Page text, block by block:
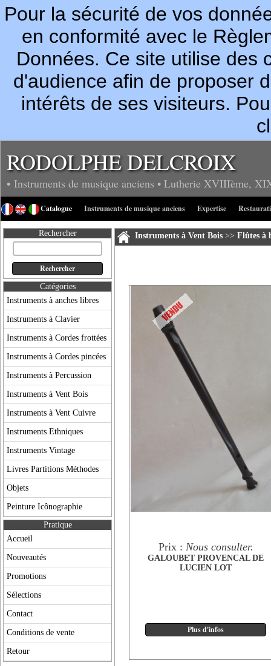
Pour la sécurité de vos
en conformité avec le
Données. Ce site utilise des
d'audience afin de proposer
intérêts de ses visiteurs.
RODOLPHE DELCROIX
• Instruments de musique anciens • Lutherie XVIIIème,
Catalogue Instruments de musique anciens Expertise
Rechercher
Catégories
Instruments à anches libres
Instruments à Clavier
Instruments à Cordes frottées
Instruments à Cordes pincées
Instruments à Percussion
Instruments à Vent Bois
Instruments à Vent Cuivre
Instruments Ethniques
Instruments Vintage
Livres Partitions Méthodes
Objets
Peinture Icônographie
Pratique
Accueil
Nouveautés
Promotions
Sélections
Contact
Conditions de vente
Retour
Instruments à Vent Bois>> Flûtes à
Prix : Nous consulter.
GALOUBET PROVENCAL DE
LUCIEN LOT